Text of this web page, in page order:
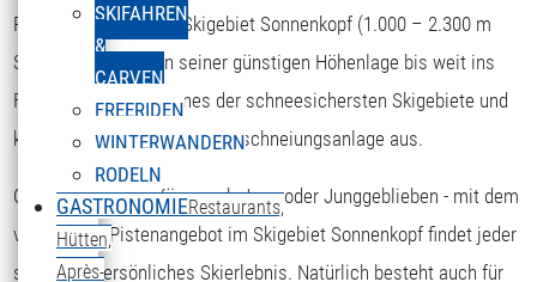
SKIFAHREN
&
CARVEN
FREERIDEN
WINTERWANDERN
RODELN
GASTRONOMIERestaurants,
Hütten,
Après-
Pistenkilometer. Das Skigebiet Sonnenkopf (1.000 – 2.300 m
Seehöhe) gilt wegen seiner günstigen Höhenlage bis weit ins
Frühjahr hinein, als eines der schneesichersten Skigebiete und
kommt nach wie vor ohne Beschneiungsanlage aus.
Ob Anfänger oder Könner, ob Jung oder Junggeblieben - mit dem
vielseitigen Pistenangebot im Skigebiet Sonnenkopf findet jeder
sein ganz persönliches Skierlebnis. Natürlich besteht auch für
Sprache auswählen
ENGLISH